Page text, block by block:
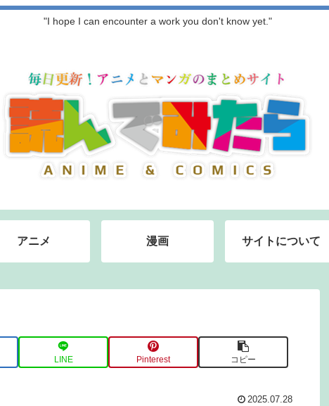
"I hope I can encounter a work you don't know yet."
アニメ 漫画 サイトについて
LINE Pinterest コピー
2025.07.28